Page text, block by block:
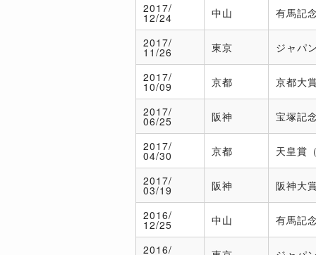
2017/
12/24 中山 有馬記
2017/
11/26 東京 ジャパ
2017/
10/09 京都 京都大
2017/
06/25 阪神 宝塚記
2017/
04/30 京都 天皇賞
2017/
03/19 阪神 阪神大
2016/
12/25 中山 有馬記
2016/